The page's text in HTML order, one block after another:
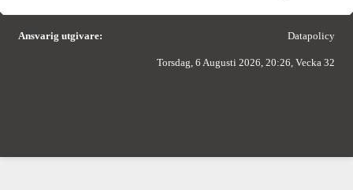
Ansvarig utgivare: Datapolicy
Torsdag, 6 Augusti 2026, 20:26, Vecka 32